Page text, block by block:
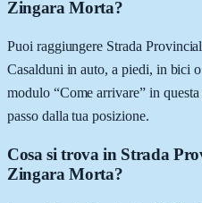
Zingara Morta?
Puoi raggiungere Strada
Casalduni in auto, a piedi, in bici
modulo “Come arrivare” in
passo dalla tua posizione.
Cosa si trova in Strada
Zingara Morta?